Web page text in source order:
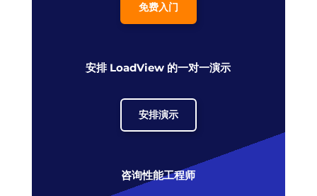
免费入门
安排 LoadView 的一对一演示
安排演示
咨询性能工程师